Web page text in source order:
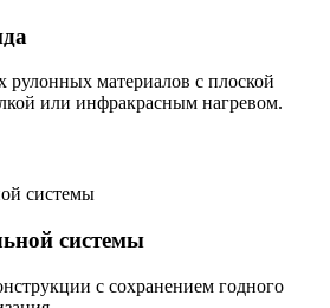
рулонных материалов с плоской
или инфракрасным нагревом.
системы
с сохранением годного